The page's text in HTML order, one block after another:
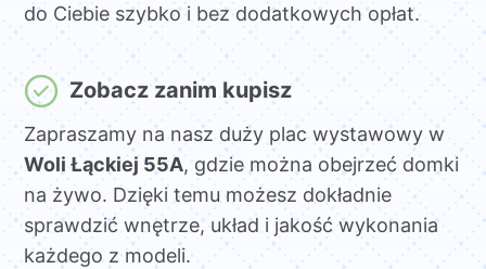
do Ciebie szybko i bez dodatkowych opłat.
Zobacz zanim kupisz
Zapraszamy na nasz duży plac wystawowy w
Woli Łąckiej 55A, gdzie można obejrzeć domki
na żywo. Dzięki temu możesz dokładnie
sprawdzić wnętrze, układ i jakość wykonania
każdego z modeli.